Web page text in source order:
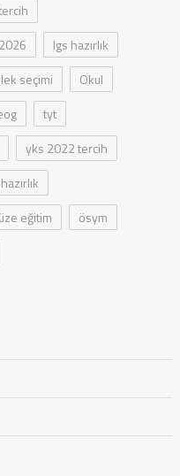
lgs hazırlık
seçimi
Okul
tyt
yks 2022 tercih
eğitim
ösym